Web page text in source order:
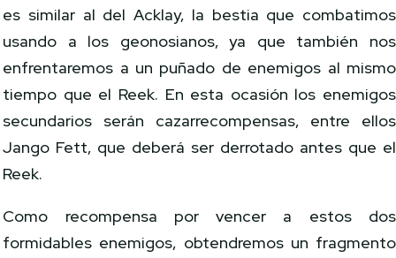
es similar al del Acklay, la bestia que combatimos
usando a los geonosianos, ya que también nos
enfrentaremos a un puñado de enemigos al mismo
tiempo que el Reek. En esta ocasión los enemigos
secundarios serán cazarrecompensas, entre ellos
Jango Fett, que deberá ser derrotado antes que el
Reek.
Como recompensa por vencer a estos dos
formidables enemigos, obtendremos un fragmento